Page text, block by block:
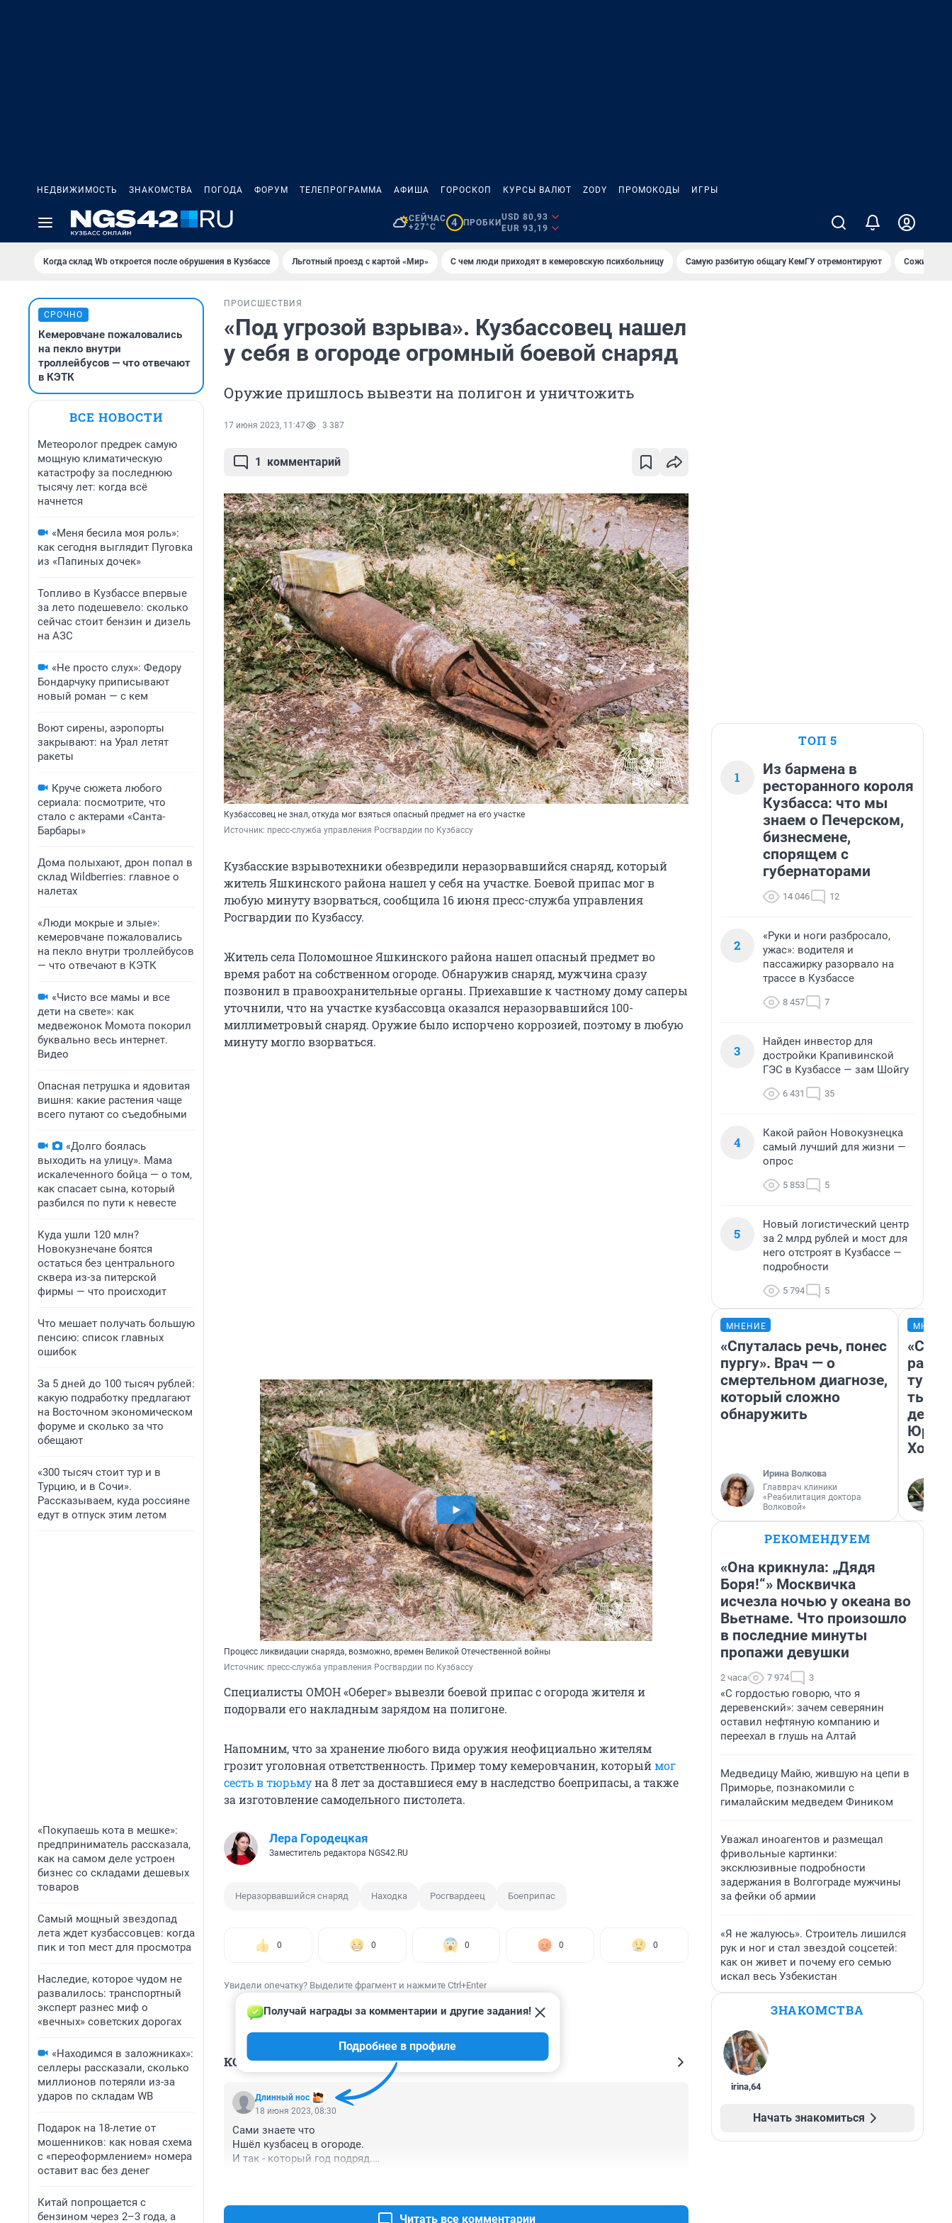
НЕДВИЖИМОСТЬ ЗНАКОМСТВА ПОГОДА ФОРУМ ТЕЛЕПРОГРАММА АФИША ГОРОСКОП КУРСЫ ВАЛЮТ ZODY ПРОМОКОДЫ ИГРЫ
СЕЙЧАС
+27°C
4 ПРОБКИ
USD 80,93
EUR 93,19
Когда склад Wb откроется после обрушения в Кузбассе Льготный проезд с картой «Мир» С чем люди приходят в кемеровскую психбольницу Самую разбитую общагу КемГУ отремонтируют
СРОЧНО
Кемеровчане пожаловались
на пекло внутри
троллейбусов — что отвечают
в КЭТК
ВСЕ НОВОСТИ
Метеоролог предрек самую
мощную климатическую
катастрофу за последнюю
тысячу лет: когда всё
начнется
«Меня бесила моя роль»:
как сегодня выглядит Пуговка
из «Папиных дочек»
Топливо в Кузбассе впервые
за лето подешевело: сколько
сейчас стоит бензин и дизель
на АЗС
«Не просто слух»: Федору
Бондарчуку приписывают
новый роман — с кем
Воют сирены, аэропорты
закрывают: на Урал летят
ракеты
Круче сюжета любого
сериала: посмотрите, что
стало с актерами «Санта-
Барбары»
Дома полыхают, дрон попал в
склад Wildberries: главное о
налетах
«Люди мокрые и злые»:
кемеровчане пожаловались
на пекло внутри троллейбусов
— что отвечают в КЭТК
«Чисто все мамы и все
дети на свете»: как
медвежонок Момота покорил
буквально весь интернет.
Видео
Опасная петрушка и ядовитая
вишня: какие растения чаще
всего путают со съедобными
«Долго боялась
выходить на улицу». Мама
искалеченного бойца — о том,
как спасает сына, который
разбился по пути к невесте
Куда ушли 120 млн?
Новокузнечане боятся
остаться без центрального
сквера из-за питерской
фирмы — что происходит
Что мешает получать большую
пенсию: список главных
ошибок
За 5 дней до 100 тысяч рублей:
какую подработку предлагают
на Восточном экономическом
форуме и сколько за что
обещают
«300 тысяч стоит тур и в
Турцию, и в Сочи».
Рассказываем, куда россияне
едут в отпуск этим летом
«Покупаешь кота в мешке»:
предприниматель рассказала,
как на самом деле устроен
бизнес со складами дешевых
товаров
Самый мощный звездопад
лета ждет кузбассовцев: когда
пик и топ мест для просмотра
Наследие, которое чудом не
развалилось: транспортный
эксперт разнес миф о
«вечных» советских дорогах
«Находимся в заложниках»:
селлеры рассказали, сколько
миллионов потеряли из-за
ударов по складам WB
Подарок на 18-летие от
мошенников: как новая схема
с «переоформлением» номера
оставит вас без денег
Китай попрощается с
бензином через 2–3 года, а
ПРОИСШЕСТВИЯ
«Под угрозой взрыва». Кузбассовец нашел
у себя в огороде огромный боевой снаряд
Оружие пришлось вывезти на полигон и уничтожить
17 июня 2023, 11:47 3 387
1 комментарий
Кузбассовец не знал, откуда мог взяться опасный предмет на его участке
Источник: пресс-служба управления Росгвардии по Кузбассу
Кузбасские взрывотехники обезвредили неразорвавшийся снаряд, который
житель Яшкинского района нашел у себя на участке. Боевой припас мог в
любую минуту взорваться, сообщила 16 июня пресс-служба управления
Росгвардии по Кузбассу.
Житель села Поломошное Яшкинского района нашел опасный предмет во
время работ на собственном огороде. Обнаружив снаряд, мужчина сразу
позвонил в правоохранительные органы. Приехавшие к частному дому саперы
уточнили, что на участке кузбассовца оказался неразорвавшийся 100-
миллиметровый снаряд. Оружие было испорчено коррозией, поэтому в любую
минуту могло взорваться.
Процесс ликвидации снаряда, возможно, времен Великой Отечественной войны
Источник: пресс-служба управления Росгвардии по Кузбассу
Специалисты ОМОН «Оберег» вывезли боевой припас с огорода жителя и
подорвали его накладным зарядом на полигоне.
Напомним, что за хранение любого вида оружия неофициально жителям
грозит уголовная ответственность. Пример тому кемеровчанин, которыймог
сесть в тюрьмуна 8 лет за доставшиеся ему в наследство боеприпасы, а также
за изготовление самодельного пистолета.
Лера Городецкая
Заместитель редактора NGS42.RU
Неразорвавшийся снаряд Находка Росгвардеец Боеприпас
0 0 0 0 0
Увидели опечатку? Выделите фрагмент и нажмите Ctrl+Enter
КОММЕНТАРИИ 1
Длинный нос
Получай награды за комментарии и другие задания!
Подробнее в профиле
18 июня 2023, 08:30
Cами знаете что
Ншёл кузбасец в огороде.
И так - который год подряд.
Читать все комментарии
ТОП 5
1
Из бармена в
ресторанного короля
Кузбасса: что мы
знаем о Печерском,
бизнесмене,
спорящем с
губернаторами
14 046 12
2
«Руки и ноги разбросало,
ужас»: водителя и
пассажирку разорвало на
трассе в Кузбассе
8 457 7
3
Найден инвестор для
достройки Крапивинской
ГЭС в Кузбассе — зам Шойгу
6 431 35
4
Какой район Новокузнецка
самый лучший для жизни —
опрос
5 853 5
5
Новый логистический центр
за 2 млрд рублей и мост для
него отстроят в Кузбассе —
подробности
5 794 5
МНЕНИЕ
«Спуталась речь, понес
пургу». Врач — о
смертельном диагнозе,
который сложно
обнаружить
Ирина Волкова
Главврач клиники
«Реабилитация доктора
Волковой»
день
РЕКОМЕНДУЕМ
«Она крикнула: „Дядя
Боря!“» Москвичка
исчезла ночью у океана во
Вьетнаме. Что произошло
в последние минуты
пропажи девушки
2 часа 7 974 3
«С гордостью говорю, что я
деревенский»: зачем северянин
оставил нефтяную компанию и
переехал в глушь на Алтай
Медведицу Майю, жившую на цепи в
Приморье, познакомили с
гималайским медведем Фиником
Уважал иноагентов и размещал
фривольные картинки:
эксклюзивные подробности
задержания в Волгограде мужчины
за фейки об армии
«Я не жалуюсь». Строитель лишился
рук и ног и стал звездой соцсетей:
как он живет и почему его семью
искал весь Узбекистан
ЗНАКОМСТВА
irina,64
Начать знакомиться